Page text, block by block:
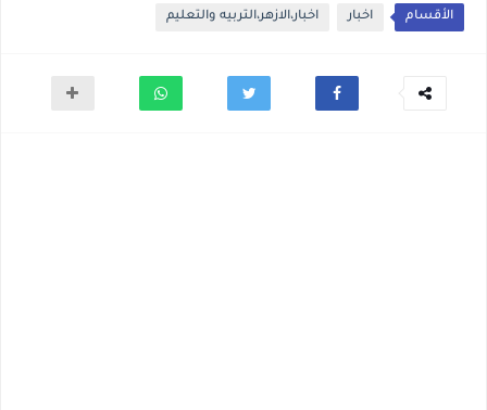
الأقسام اخبار اخبار،الازهر،التربيه والتعليم